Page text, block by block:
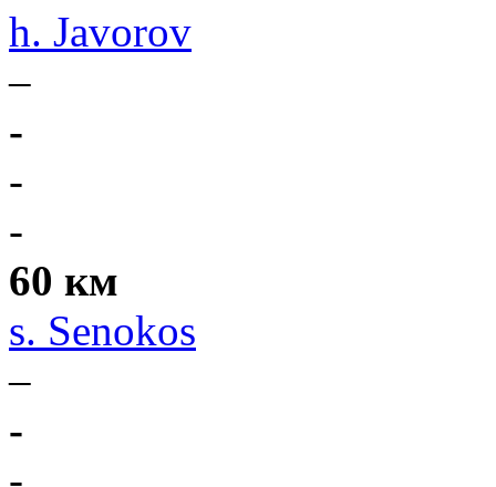
h. Javorov
–
-
-
-
60 км
s. Senokos
–
-